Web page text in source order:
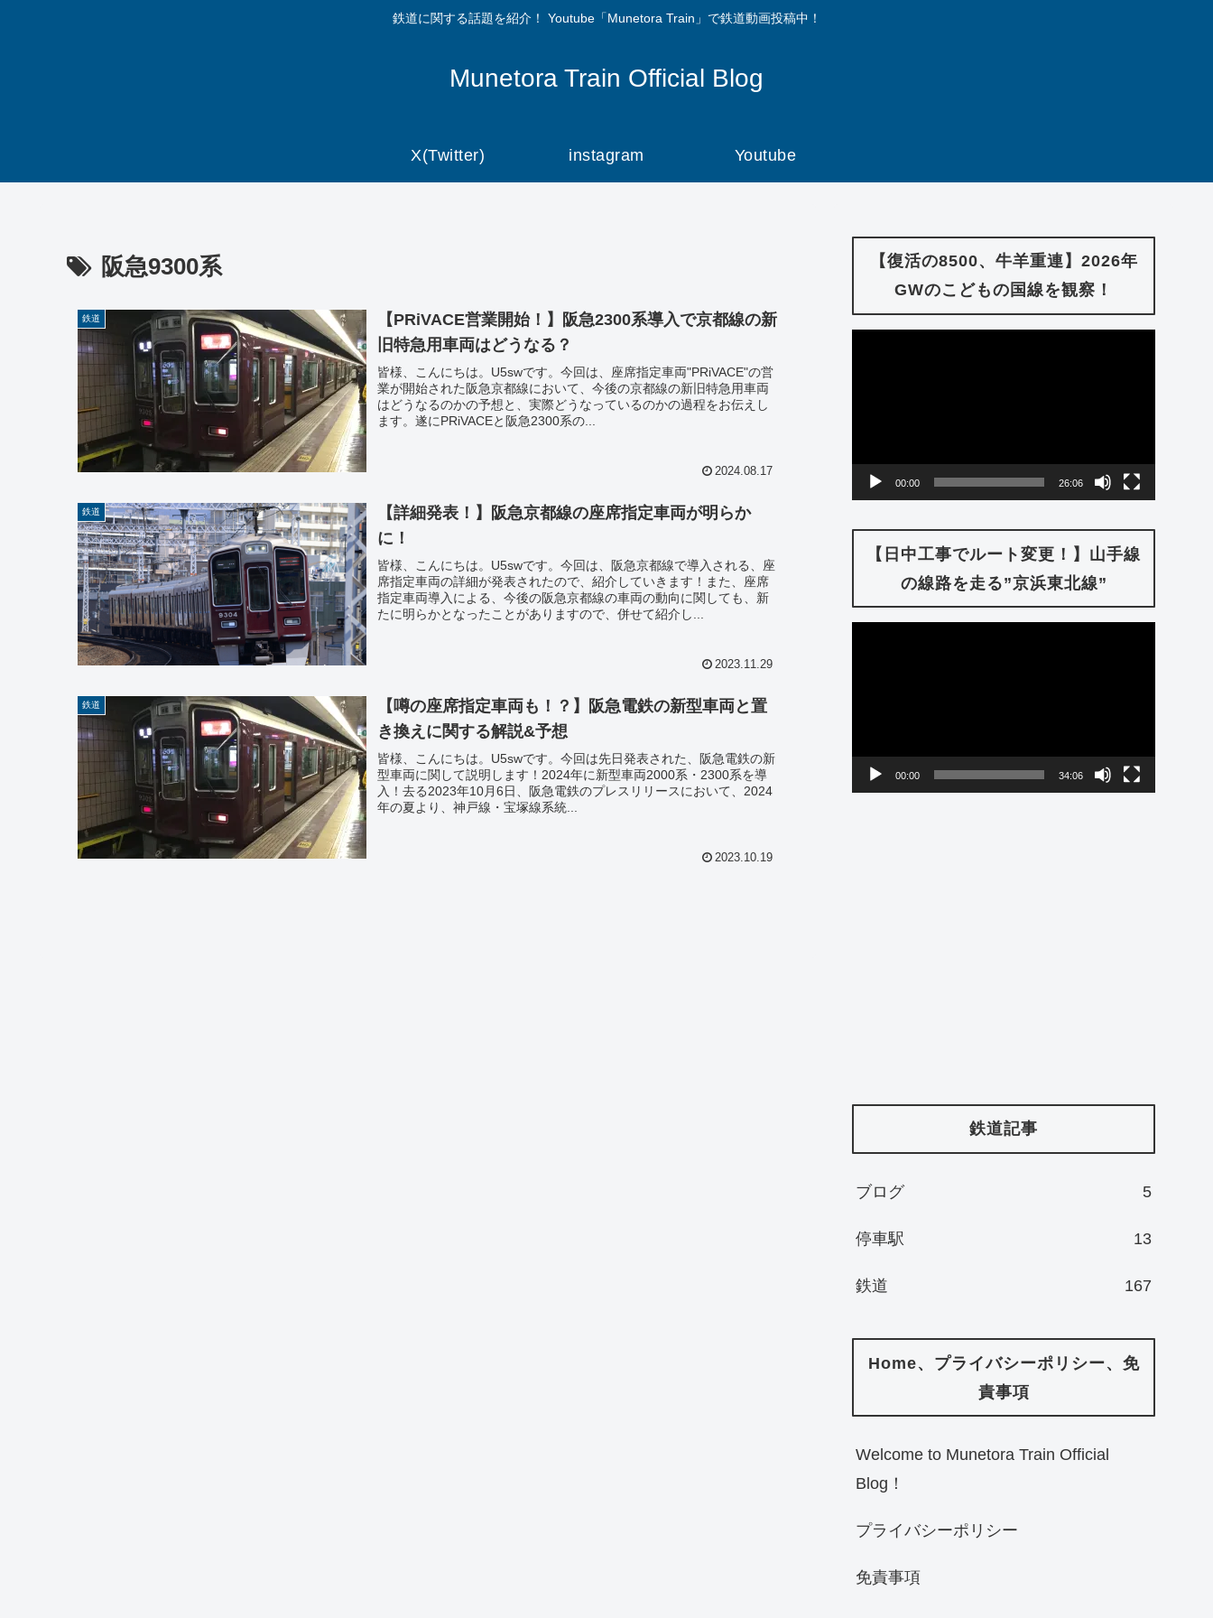
鉄道に関する話題を紹介！ Youtube「Munetora Train」で鉄道動画投稿中！
Munetora Train Official Blog
X(Twitter) instagram Youtube
阪急9300系
鉄道
【PRiVACE営業開始！】阪急2300系導入で京都線の新
旧特急用車両はどうなる？
皆様、こんにちは。U5swです。今回は、座席指定車両"PRiVACE"の営
業が開始された阪急京都線において、今後の京都線の新旧特急用車両
はどうなるのかの予想と、実際どうなっているのかの過程をお伝えし
ます。遂にPRiVACEと阪急2300系の...
2024.08.17
鉄道
【詳細発表！】阪急京都線の座席指定車両が明らか
に！
皆様、こんにちは。U5swです。今回は、阪急京都線で導入される、座
席指定車両の詳細が発表されたので、紹介していきます！また、座席
指定車両導入による、今後の阪急京都線の車両の動向に関しても、新
たに明らかとなったことがありますので、併せて紹介し...
2023.11.29
鉄道
【噂の座席指定車両も！？】阪急電鉄の新型車両と置
き換えに関する解説&予想
皆様、こんにちは。U5swです。今回は先日発表された、阪急電鉄の新
型車両に関して説明します！2024年に新型車両2000系・2300系を導
入！去る2023年10月6日、阪急電鉄のプレスリリースにおいて、2024
年の夏より、神戸線・宝塚線系統...
2023.10.19
【復活の8500、牛羊重連】2026年
GWのこどもの国線を観察！
00:00 26:06
【日中工事でルート変更！】山手線
の線路を走る”京浜東北線”
00:00 34:06
鉄道記事
ブログ 5
停車駅 13
鉄道 167
Home、プライバシーポリシー、免
責事項
Welcome to Munetora Train Official
Blog！
プライバシーポリシー
免責事項